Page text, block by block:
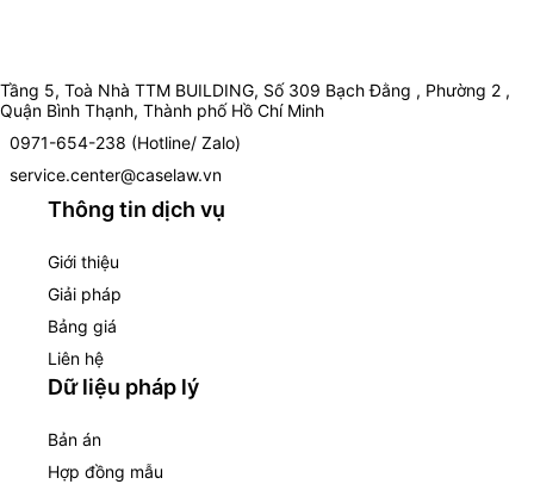
Tầng 5, Toà Nhà TTM BUILDING, Số 309 Bạch Đằng , Phường 2 ,
Quận Bình Thạnh, Thành phố Hồ Chí Minh
0971-654-238 (Hotline/ Zalo)
service.center@caselaw.vn
Thông tin dịch vụ
Giới thiệu
Giải pháp
Bảng giá
Liên hệ
Dữ liệu pháp lý
Bản án
Hợp đồng mẫu